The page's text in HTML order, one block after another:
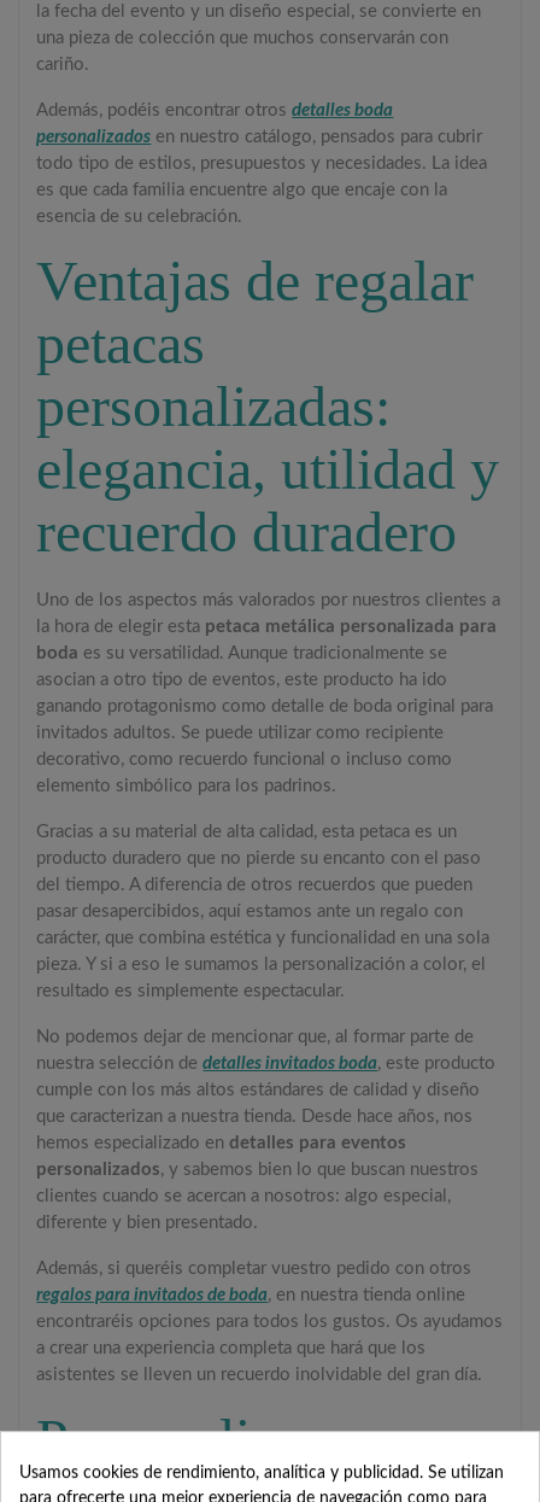
la fecha del evento y un diseño especial, se convierte en
una pieza de colección que muchos conservarán con
cariño.
Además, podéis encontrar otrosdetalles boda
personalizados en nuestro catálogo, pensados para cubrir
todo tipo de estilos, presupuestos y necesidades. La idea
es que cada familia encuentre algo que encaje con la
esencia de su celebración.
Ventajas de regalar
petacas
personalizadas:
elegancia, utilidad y
recuerdo duradero
Uno de los aspectos más valorados por nuestros clientes a
la hora de elegir esta petaca metálica personalizada para
boda es su versatilidad. Aunque tradicionalmente se
asocian a otro tipo de eventos, este producto ha ido
ganando protagonismo como detalle de boda original para
invitados adultos. Se puede utilizar como recipiente
decorativo, como recuerdo funcional o incluso como
elemento simbólico para los padrinos.
Gracias a su material de alta calidad, esta petaca es un
producto duradero que no pierde su encanto con el paso
del tiempo. A diferencia de otros recuerdos que pueden
pasar desapercibidos, aquí estamos ante un regalo con
carácter, que combina estética y funcionalidad en una sola
pieza. Y si a eso le sumamos la personalización a color, el
resultado es simplemente espectacular.
No podemos dejar de mencionar que, al formar parte de
nuestra selección dedetalles invitados boda, este producto
cumple con los más altos estándares de calidad y diseño
que caracterizan a nuestra tienda. Desde hace años, nos
hemos especializado endetalles para eventos
personalizados, y sabemos bien lo que buscan nuestros
clientes cuando se acercan a nosotros: algo especial,
diferente y bien presentado.
Además, si queréis completar vuestro pedido con otros
regalos para invitados de boda, en nuestra tienda online
encontraréis opciones para todos los gustos. Os ayudamos
a crear una experiencia completa que hará que los
asistentes se lleven un recuerdo inolvidable del gran día.
Personaliza
Usamos cookies de rendimiento, analítica y publicidad. Se utilizan
para ofrecerte una mejor experiencia de navegación como para